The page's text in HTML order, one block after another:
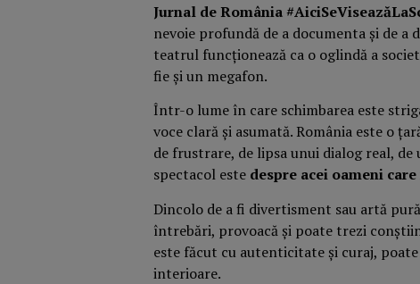
Jurnal de România
nevoie profundă de a documenta și de
teatrul funcționează ca o oglindă a
fie și un megafon.
Într-o lume în care schimbarea este
voce clară și asumată. România este o
de frustrare, de lipsa unui dialog real,
spectacol este despre acei oameni
Dincolo de a fi divertisment sau artă
întrebări, provoacă și poate trezi
este făcut cu autenticitate și curaj,
interioare.